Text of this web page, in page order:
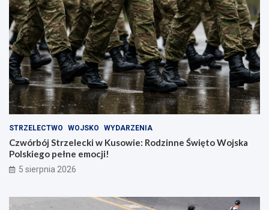
STRZELECTWO WOJSKO WYDARZENIA
Czwórbój Strzelecki w Kusowie: Rodzinne Święto Wojska
Polskiego pełne emocji!
5 sierpnia 2026